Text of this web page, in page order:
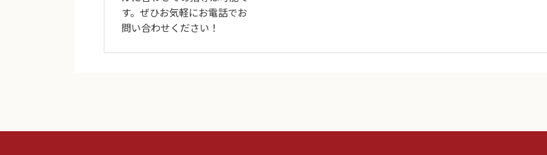
す。ぜひお気軽にお電話でお
問い合わせください！